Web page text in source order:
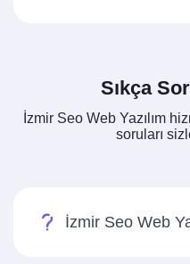
Sıkça
İzmir Seo Web Yazılım
soruları
İzmir Seo Web